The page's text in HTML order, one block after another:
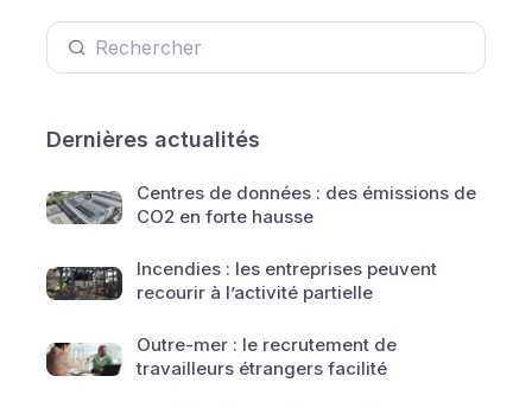
Dernières actualités
Centres de données : des émissions de
CO2 en forte hausse
Incendies : les entreprises peuvent
recourir à l’activité partielle
Outre-mer : le recrutement de
travailleurs étrangers facilité